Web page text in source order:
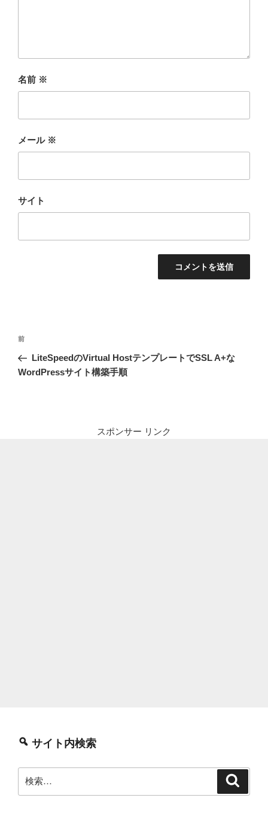
名前 ※
メール ※
サイト
投
ナ
前
の
投
前
LiteSpeedのVirtual HostテンプレートでSSL A+な
WordPressサイト構築手順
スポンサー リンク
サイト内検索
索: